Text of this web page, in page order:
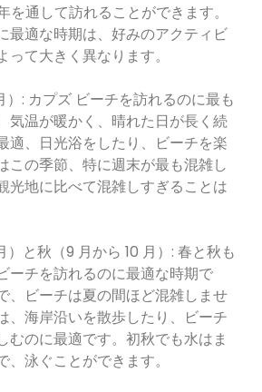
を通して訪れることができます。
最適な時期は、好みのアクティビ
て大きく異なります。
: カプズ ビーチを訪れるのに最も
気温が暖かく、晴れた日が長く続
適、日光浴をしたり、ビーチを楽
この季節、特に週末が最も混雑し
光地に比べて混雑しすぎることは
と秋（9 月から 10 月）: 春と秋も
ーチを訪れるのに最適な時期で
、ビーチは夏の間ほど混雑しませ
、海岸沿いを散歩したり、ビーチ
むのに最適です。初秋でも水はま
泳ぐことができます。